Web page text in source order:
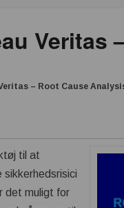
Veritas
– Root Cause
til at
det muligt for